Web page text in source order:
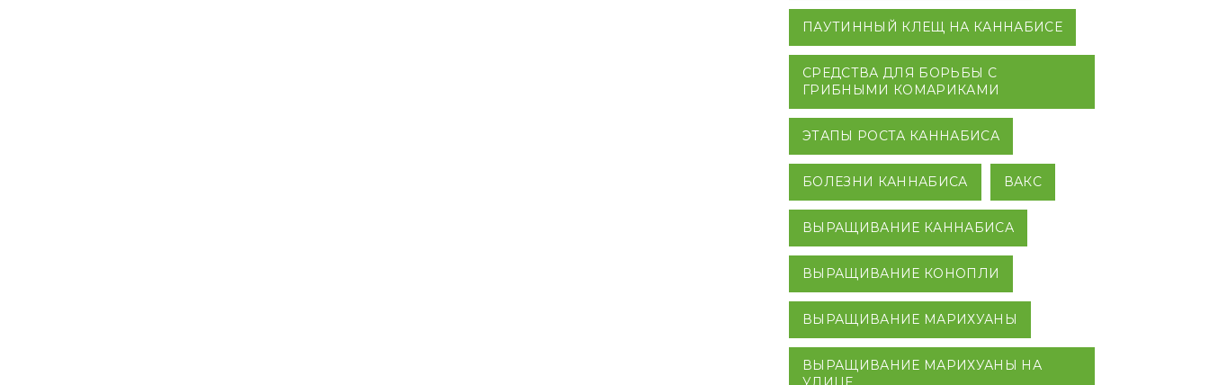
ПАУТИННЫЙ КЛЕЩ НА КАННАБИСЕ
СРЕДСТВА ДЛЯ БОРЬБЫ С
ГРИБНЫМИ КОМАРИКАМИ
ЭТАПЫ РОСТА КАННАБИСА
БОЛЕЗНИ КАННАБИСА ВАКС
ВЫРАЩИВАНИЕ КАННАБИСА
ВЫРАЩИВАНИЕ КОНОПЛИ
ВЫРАЩИВАНИЕ МАРИХУАНЫ
ВЫРАЩИВАНИЕ МАРИХУАНЫ НА